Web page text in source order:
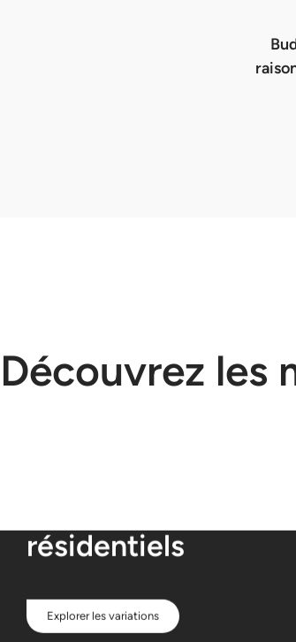
Découvrez les
résidentiels
Explorer les variations